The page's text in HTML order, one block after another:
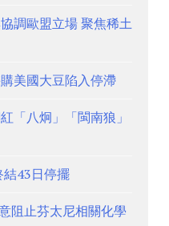
調歐盟立場 聚焦稀土
美國大豆陷入停滯
「八炯」「閩南狼」
結43日停擺
阻止芬太尼相關化學